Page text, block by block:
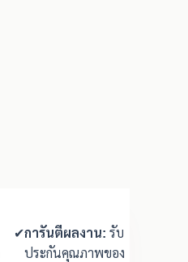
✔การันตีผลงาน: รับ
ประกันคุณภาพของ